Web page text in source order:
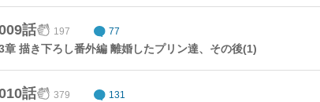
話 197 77
章 描き下ろし番外編 離婚したプリン達、その後(1)
話 379 131